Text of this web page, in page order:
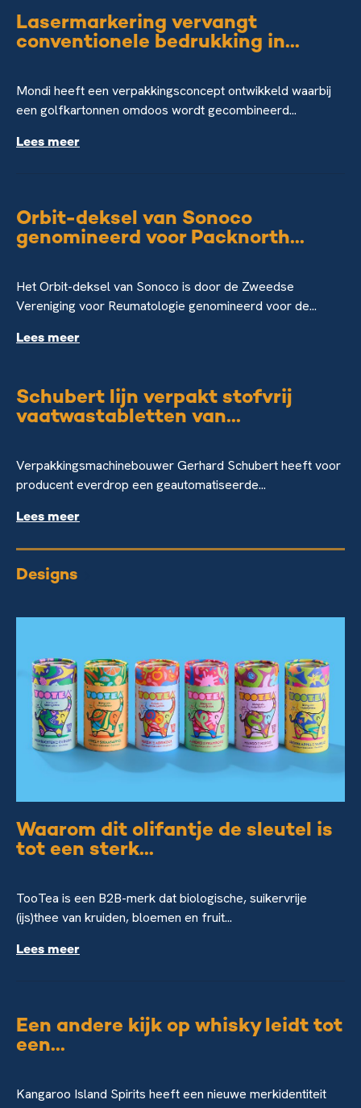
Lasermarkering vervangt
conventionele bedrukking in...
Mondi heeft een verpakkingsconcept ontwikkeld waarbij
een golfkartonnen omdoos wordt gecombineerd...
Lees meer
Orbit-deksel van Sonoco
genomineerd voor Packnorth...
Het Orbit-deksel van Sonoco is door de Zweedse
Vereniging voor Reumatologie genomineerd voor de...
Lees meer
Schubert lijn verpakt stofvrij
vaatwastabletten van...
Verpakkingsmachinebouwer Gerhard Schubert heeft voor
producent everdrop een geautomatiseerde...
Lees meer
Designs
Waarom dit olifantje de sleutel is
tot een sterk...
TooTea is een B2B-merk dat biologische, suikervrije
(ijs)thee van kruiden, bloemen en fruit...
Lees meer
Een andere kijk op whisky leidt tot
een...
Kangaroo Island Spirits heeft een nieuwe merkidentiteit